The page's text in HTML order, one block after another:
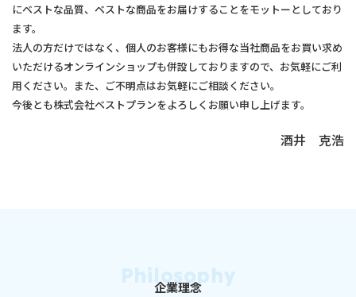
にベストな品質、ベストな商品をお届けすることをモットーとしており
ます。
法人の方だけではなく、個人のお客様にもお得な当社商品をお買い求め
いただけるオンラインショップも併設しておりますので、お気軽にご利
用ください。また、ご不明点はお気軽にご相談ください。
今後とも株式会社ベストプランをよろしくお願い申し上げます。
酒井 克浩​​​​​​​
Philosophy
企業理念